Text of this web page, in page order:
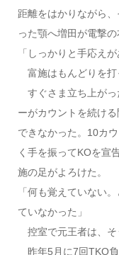
距離をはかりながら
った顎へ増田が電撃
「しっかりと手応えが
富施はもんどりを打
すぐさま立ち上がっ
ーがカウントを続け
できなかった。10カ
く手を振ってKOを宣
施の足がよろけた。
「何も覚えていない
ていなかった」
控室で元王者は、そ
昨年5月に7回TKO